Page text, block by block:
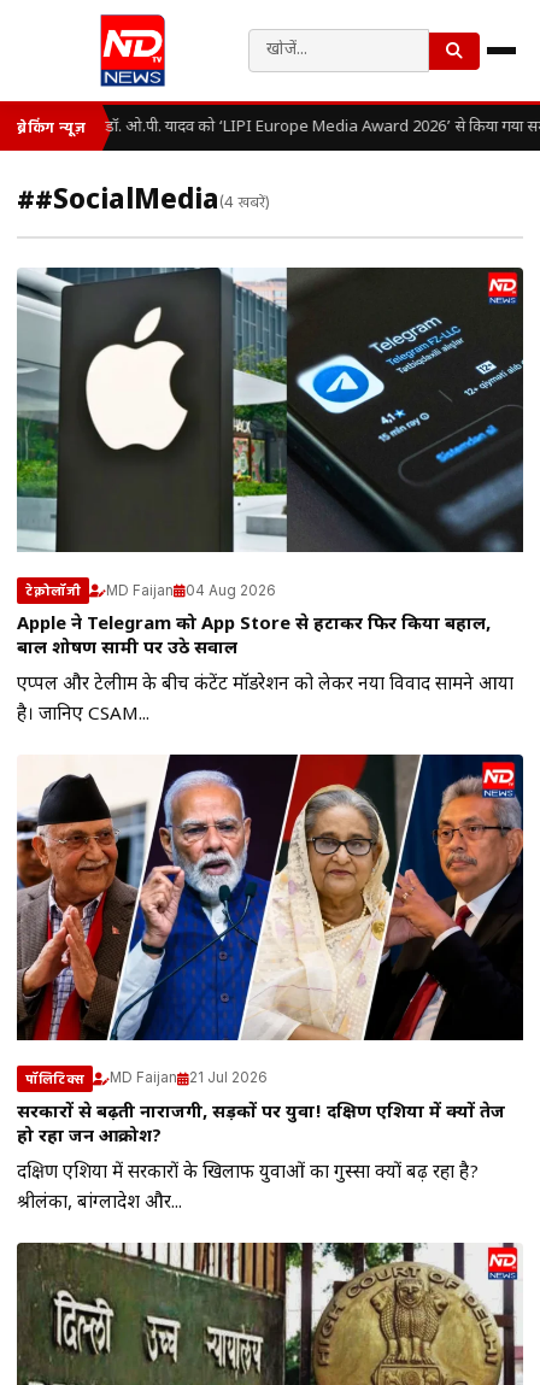
ब्रेकिंग न्यूज़ डॉ. ओ.पी. यादव को ‘LIPI Europe Media Award 2026’ से किया गया
##SocialMedia (4 खबरें)
टेक्नोलॉजी MD Faijan 04 Aug 2026
Apple ने Telegram को App Store से हटाकर फिर किया बहाल,
बाल शोषण सामग्री पर उठे सवाल
एप्पल और टेलीग्राम के बीच कंटेंट मॉडरेशन को लेकर नया विवाद सामने आया
है। जानिए CSAM...
पॉलिटिक्स MD Faijan 21 Jul 2026
सरकारों से बढ़ती नाराजगी, सड़कों पर युवा! दक्षिण एशिया में क्यों तेज
हो रहा जन आक्रोश?
दक्षिण एशिया में सरकारों के खिलाफ युवाओं का गुस्सा क्यों बढ़ रहा है?
श्रीलंका, बांग्लादेश और...